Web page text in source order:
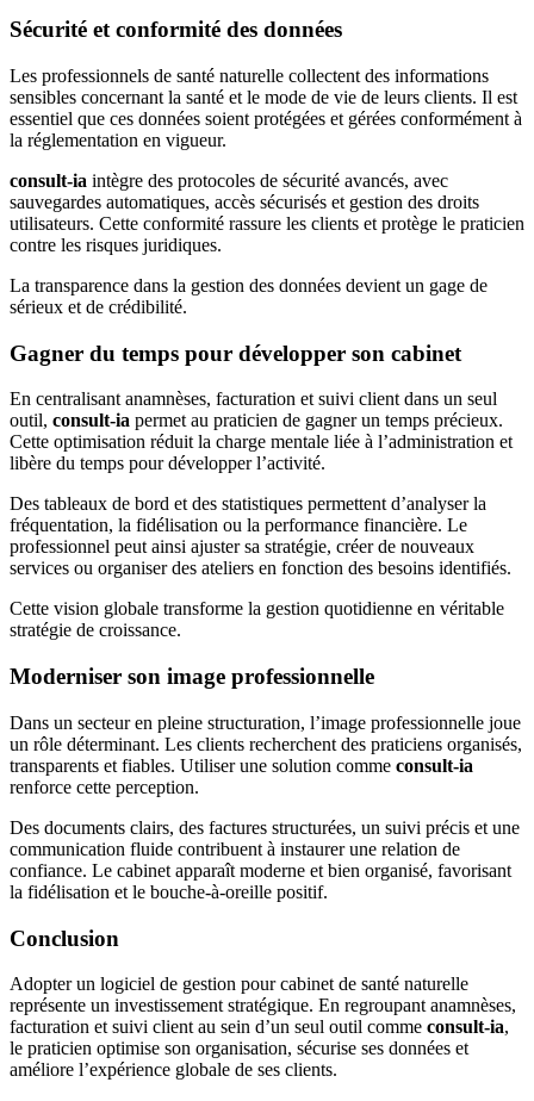
Sécurité et conformité des données
Les professionnels de santé naturelle collectent des informations
sensibles concernant la santé et le mode de vie de leurs clients. Il est
essentiel que ces données soient protégées et gérées conformément à
la réglementation en vigueur.
consult-ia intègre des protocoles de sécurité avancés, avec
sauvegardes automatiques, accès sécurisés et gestion des droits
utilisateurs. Cette conformité rassure les clients et protège le praticien
contre les risques juridiques.
La transparence dans la gestion des données devient un gage de
sérieux et de crédibilité.
Gagner du temps pour développer son cabinet
En centralisant anamnèses, facturation et suivi client dans un seul
outil, consult-ia permet au praticien de gagner un temps précieux.
Cette optimisation réduit la charge mentale liée à l’administration et
libère du temps pour développer l’activité.
Des tableaux de bord et des statistiques permettent d’analyser la
fréquentation, la fidélisation ou la performance financière. Le
professionnel peut ainsi ajuster sa stratégie, créer de nouveaux
services ou organiser des ateliers en fonction des besoins identifiés.
Cette vision globale transforme la gestion quotidienne en véritable
stratégie de croissance.
Moderniser son image professionnelle
Dans un secteur en pleine structuration, l’image professionnelle joue
un rôle déterminant. Les clients recherchent des praticiens organisés,
transparents et fiables. Utiliser une solution comme consult-ia
renforce cette perception.
Des documents clairs, des factures structurées, un suivi précis et une
communication fluide contribuent à instaurer une relation de
confiance. Le cabinet apparaît moderne et bien organisé, favorisant
la fidélisation et le bouche-à-oreille positif.
Conclusion
Adopter un logiciel de gestion pour cabinet de santé naturelle
représente un investissement stratégique. En regroupant anamnèses,
facturation et suivi client au sein d’un seul outil comme consult-ia,
le praticien optimise son organisation, sécurise ses données et
améliore l’expérience globale de ses clients.